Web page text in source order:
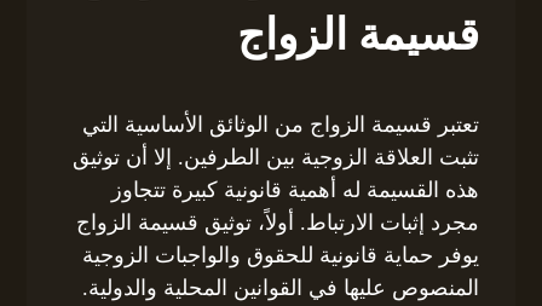
قسيمة الزواج
تعتبر قسيمة الزواج من الوثائق الأساسية التي
تثبت العلاقة الزوجية بين الطرفين. إلا أن توثيق
هذه القسيمة له أهمية قانونية كبيرة تتجاوز
مجرد إثبات الارتباط. أولاً، توثيق قسيمة الزواج
يوفر حماية قانونية للحقوق والواجبات الزوجية
المنصوص عليها في القوانين المحلية والدولية.